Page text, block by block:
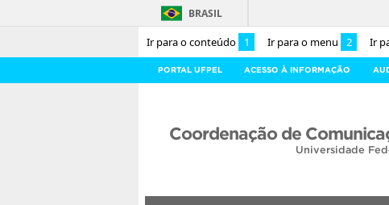
Ir para o conteúdo 1 Ir para o menu 2 Ir
BRASIL
PORTAL UFPEL ACESSO À INFORMAÇÃO
Coordenação de
Universidade